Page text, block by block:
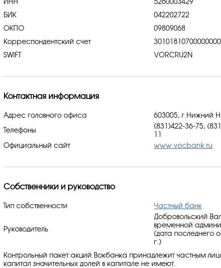
БИК
042202722
ОКПО
09809068
Корреспондентский счет
SWIFT
VORCRU2N
Контактная информация
Адрес головного офиса
603005, г.Нижний
Телефоны
(831)422-36-75,
11
Официальный сайт
www.vocbank.ru
Собственники и руководство
Тип собственности Частный банк
Руководитель
Добровольский
временной
(дата последнего
г.)
Контрольный пакет акций Вокбанка принадлежит частным
капитал значительных долей в капитале не имеют.